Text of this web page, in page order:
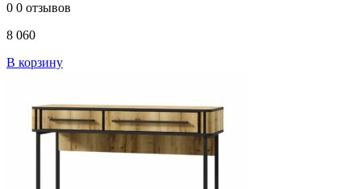
0 0 отзывов
8 060
В корзину